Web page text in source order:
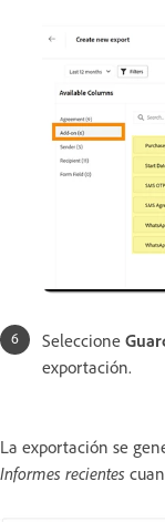
Seleccione
exportación.
La exportación se
Informes recientes